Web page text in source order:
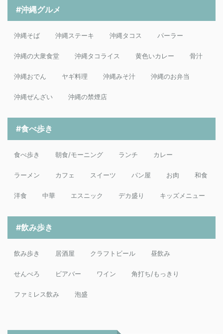
#沖縄グルメ
沖縄そば 沖縄ステーキ 沖縄タコス パーラー
沖縄の大衆食堂 沖縄タコライス 黄色いカレー 骨汁
沖縄おでん ヤギ料理 沖縄みそ汁 沖縄のお弁当
沖縄ぜんざい 沖縄の禁煙店
#食べ歩き
食べ歩き 朝食/モーニング ランチ カレー
ラーメン カフェ スイーツ パン屋 お肉 和食
洋食 中華 エスニック デカ盛り キッズメニュー
#飲み歩き
飲み歩き 居酒屋 クラフトビール 昼飲み
せんべろ ビアバー ワイン 角打ち/もっきり
ファミレス飲み 泡盛